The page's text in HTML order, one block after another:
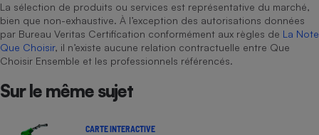
La sélection de produits ou services est représentative du marché,
bien que non-exhaustive. À l’exception des autorisations données
par Bureau Veritas Certification conformément aux règles de La Note
Que Choisir, il n’existe aucune relation contractuelle entre Que
Choisir Ensemble et les professionnels référencés.
Sur le même sujet
CARTE INTERACTIVE